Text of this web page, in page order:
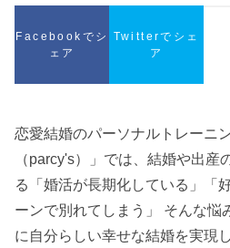
Facebookでシ
ェア
Twitterでシェ
ア
恋愛結婚のパーソナルトレーニ
（parcy's）」では、結婚や出産
る「婚活が長期化している」「
ーンで別れてしまう」 そんな悩
に自分らしい幸せな結婚を実現